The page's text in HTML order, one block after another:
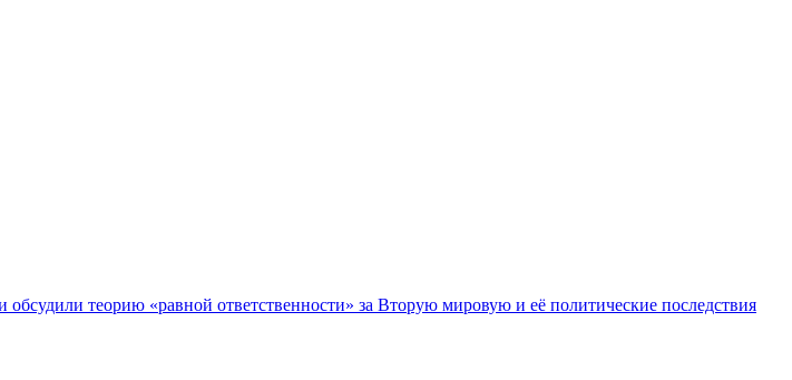
теорию «равной ответственности» за Вторую мировую и её политические последствия